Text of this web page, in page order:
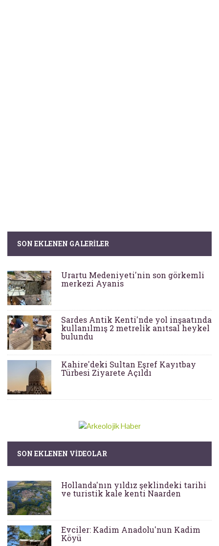
SON EKLENEN GALERILER
Urartu Medeniyeti'nin son görkemli
merkezi Ayanis
Sardes Antik Kenti'nde yol inşaatında
kullanılmış 2 metrelik anıtsal heykel
bulundu
Kahire'deki Sultan Eşref Kayıtbay
Türbesi Ziyarete Açıldı
SON EKLENEN VIDEOLAR
Hollanda'nın yıldız şeklindeki tarihi
ve turistik kale kenti Naarden
Evciler: Kadim Anadolu'nun Kadim
Köyü